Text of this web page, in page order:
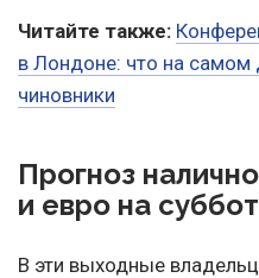
Читайте также:
в Лондоне: что на самом
чиновники
Прогноз
и евро на
В эти выходные